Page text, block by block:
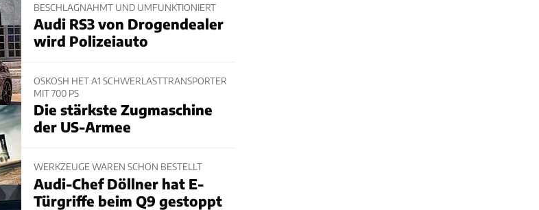
BESCHLAGNAHMT UND UMFUNKTIONIERT
Audi RS3 von Drogendealer
wird Polizeiauto
OSKOSH HET A1 SCHWERLASTTRANSPORTER
MIT 700 PS
Die stärkste Zugmaschine
der US-Armee
WERKZEUGE WAREN SCHON BESTELLT
Audi-Chef Döllner hat E-
Türgriffe beim Q9 gestoppt